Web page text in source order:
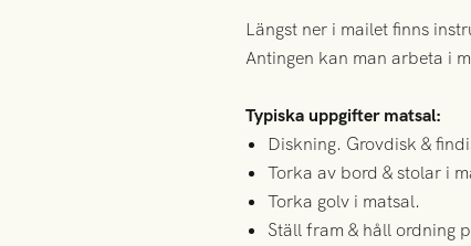
Längst ner i mailet finns
Antingen kan man arbeta i
Typiska uppgifter matsal:
Diskning. Grovdisk &
Torka av bord & stolar i
Torka golv i matsal.
Ställ fram & håll ordning